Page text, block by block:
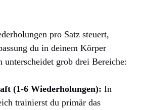
pro Satz steuert,
du in deinem Körper
unterscheidet grob drei Bereiche:
(1-6 Wiederholungen): In
trainierst du primär das